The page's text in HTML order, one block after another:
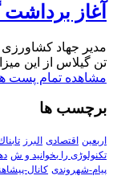
آغاز
تن گیلاس از این
مشاهده تمام پست
برچسب ها
اربعین اقتصادی البرز
تکنولوڑی را بخوانید و ش
پیام-شهروندی کانال-